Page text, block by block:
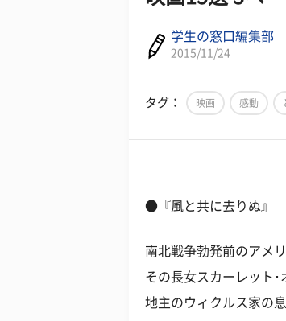
学生の窓口編集部
2015/11/24
タグ： 映画 感動
●『風と共に去りぬ』
南北戦争勃発前のアメ
その長女スカーレット
地主のウィクルス家の